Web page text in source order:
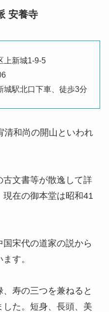
安養寺
上新城1-9-5
城駅北口下車、徒歩3分
清和尚の開山といわれ
古文書等が散逸して詳
現在の御本堂は昭和41
宋代の道家の説から
す。
寿の三つを兼ねると
た。短身、長頭、美